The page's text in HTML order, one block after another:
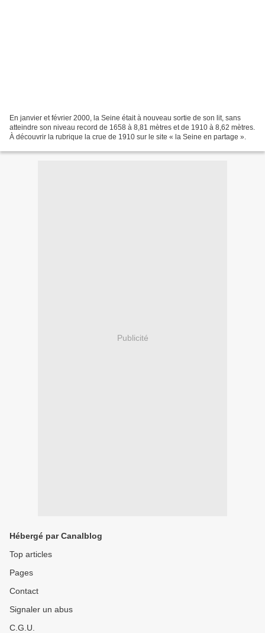
En janvier et février 2000, la Seine était à nouveau sortie de son lit, sans
atteindre son niveau record de 1658 à 8,81 mètres et de 1910 à 8,62 mètres.
À découvrir la rubrique la crue de 1910 sur le site « la Seine en partage ».
Publicité
Hébergé par Canalblog
Top articles
Pages
Contact
Signaler un abus
C.G.U.